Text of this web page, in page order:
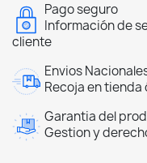
Pago seguro
Información de
cliente
Envios
Recoja en tienda
Garantia del
Gestion y